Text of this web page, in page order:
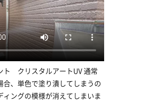
ト クリスタルアートUV 通常
合、単色で塗り潰してしまうの
ィングの模様が消えてしまいま